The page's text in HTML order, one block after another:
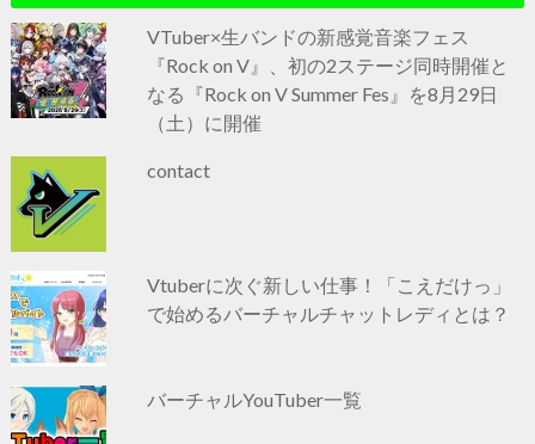
VTuber×生バンドの新感覚音楽フェス
『Rock on V』、初の2ステージ同時開催と
なる『Rock on V Summer Fes』を8月29日
（土）に開催
contact
Vtuberに次ぐ新しい仕事！「こえだけっ」
で始めるバーチャルチャットレディとは？
バーチャルYouTuber一覧